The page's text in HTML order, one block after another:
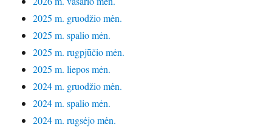
2025 m. gruodžio mėn.
2025 m. spalio mėn.
2025 m. rugpjūčio mėn.
2025 m. liepos mėn.
2024 m. gruodžio mėn.
2024 m. spalio mėn.
2024 m. rugsėjo mėn.